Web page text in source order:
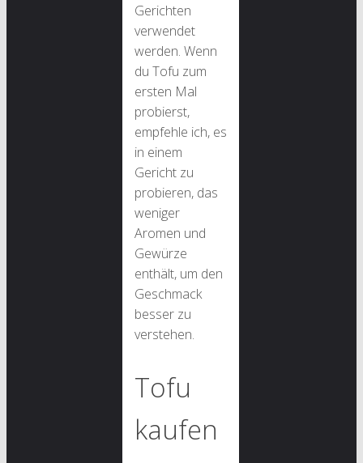
Gerichten
verwendet
werden. Wenn
du Tofu zum
ersten Mal
probierst,
empfehle ich, es
in einem
Gericht zu
probieren, das
weniger
Aromen und
Gewürze
enthält, um den
Geschmack
besser zu
verstehen.
Tofu
kaufen